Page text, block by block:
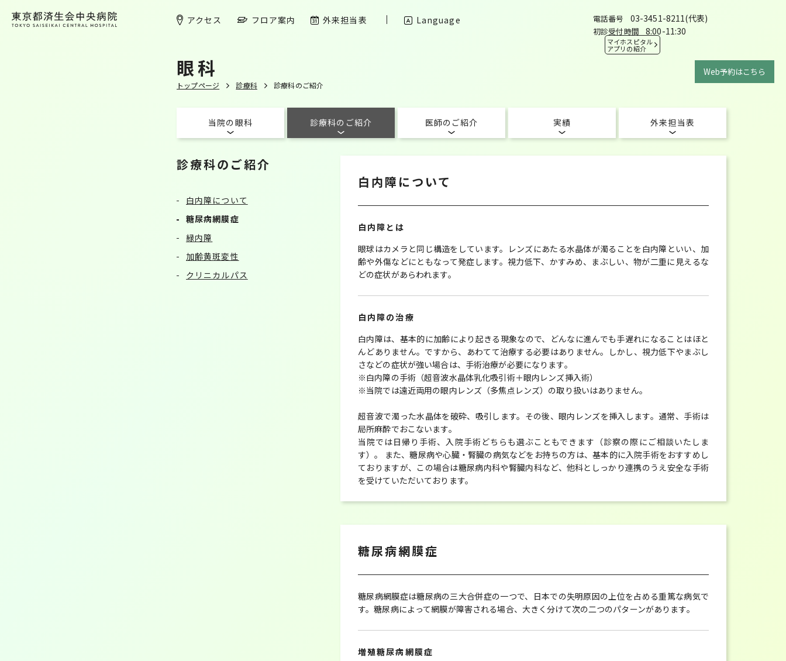
眼科
トップページ 診療科 診療科のご紹介
当院の眼科 診療科のご紹介 医師のご紹介 実績 外来担当表
診療科のご紹介
白内障について
糖尿病網膜症
緑内障
加齢黄斑変性
クリニカルパス
白内障について
白内障とは
眼球はカメラと同じ構造をしています。レンズにあたる水晶体が濁ることを白内障といい、加
齢や外傷などにともなって発症します。視力低下、かすみめ、まぶしい、物が二重に見えるな
どの症状があらわれます。
白内障の治療
白内障は、基本的に加齢により起きる現象なので、どんなに進んでも手遅れになることはほと
んどありません。ですから、あわてて治療する必要はありません。しかし、視力低下やまぶし
さなどの症状が強い場合は、手術治療が必要になります。
※白内障の手術（超音波水晶体乳化吸引術＋眼内レンズ挿入術）
※当院では遠近両用の眼内レンズ（多焦点レンズ）の取り扱いはありません。
超音波で濁った水晶体を破砕、吸引します。その後、眼内レンズを挿入します。通常、手術は
局所麻酔でおこないます。
当院では日帰り手術、入院手術どちらも選ぶこともできます（診察の際にご相談いたしま
す）。 また、糖尿病や心臓・腎臓の病気などをお持ちの方は、基本的に入院手術をおすすめし
ておりますが、この場合は糖尿病内科や腎臓内科など、他科としっかり連携のうえ安全な手術
を受けていただいております。
糖尿病網膜症
糖尿病網膜症は糖尿病の三大合併症の一つで、日本での失明原因の上位を占める重篤な病気で
す。糖尿病によって網膜が障害される場合、大きく分けて次の二つのパターンがあります。
増殖糖尿病網膜症
アクセス フロア案内 外来担当表 Language 電話番号 03-3451-8211(代表)
初診受付時間 8:00-11:30
マイホスピタル
アプリの紹介
Web予約はこちら